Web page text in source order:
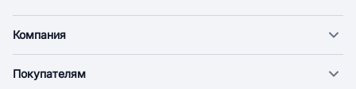
Компания
Новости
Покупателям